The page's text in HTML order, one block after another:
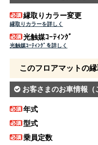
縁取りカラー変更
縁取りカラーを詳しく
光触媒ｺｰﾃｨﾝｸﾞ
光触媒ｺｰﾃｨﾝｸﾞを詳しく
このフロアマットの
お客さまのお車情報
年式
型式
乗員定数